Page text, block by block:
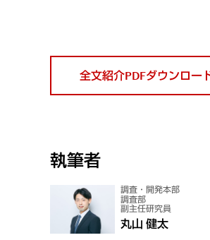
全文紹介PDFダウンロー
執筆者
調査・開発本部
調査部
副主任研究員
丸山 健太